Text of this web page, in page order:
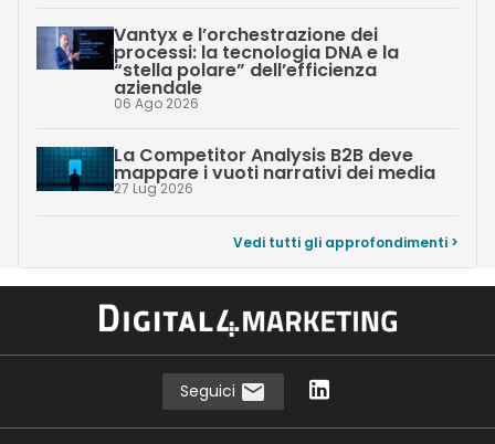
Vantyx e l’orchestrazione dei
processi: la tecnologia DNA e la
“stella polare” dell’efficienza
aziendale
06 Ago 2026
La Competitor Analysis B2B deve
mappare i vuoti narrativi dei media
27 Lug 2026
Vedi tutti gli approfondimenti >
Seguici